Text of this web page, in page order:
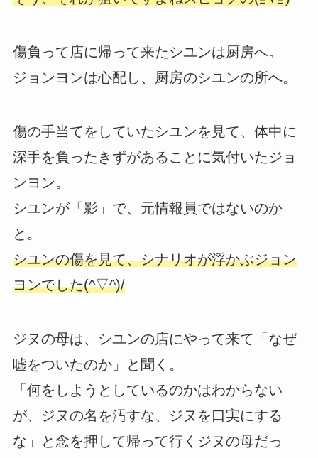
傷負って店に帰って来たシユンは厨房へ。
ジョンヨンは心配し、厨房のシユンの所へ。
傷の手当てをしていたシユンを見て、体中に
深手を負ったきずがあることに気付いたジョ
ンヨン。
シユンが「影」で、元情報員ではないのか
と。
シユンの傷を見て、シナリオが浮かぶジョン
ヨンでした(^▽^)/
ジヌの母は、シユンの店にやって来て「なぜ
嘘をついたのか」と聞く。
「何をしようとしているのかはわからない
が、ジヌの名を汚すな、ジヌを口実にする
な」と念を押して帰って行くジヌの母だっ